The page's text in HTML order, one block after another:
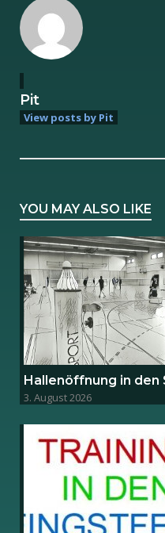
Pit
View posts by Pit
YOU MAY ALSO LIKE
Hallenöffnung in
3. August 2026